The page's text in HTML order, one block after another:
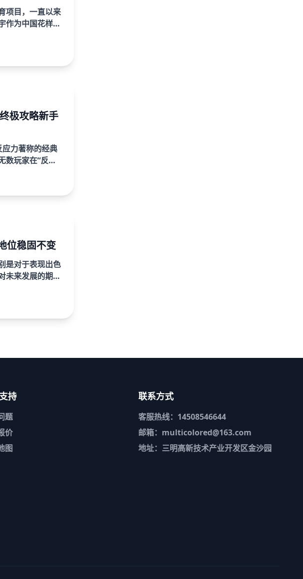
项目，一直以来
作为中国花样滑
极攻略新手
应力著称的经典
数玩家在“反复
位稳固不变
是对于表现出色
未来发展的期
持
题
价
图
联系方式
客服热线：14508546644
邮箱：multicolored@163.com
地址：三明高新技术产业开发区金沙园